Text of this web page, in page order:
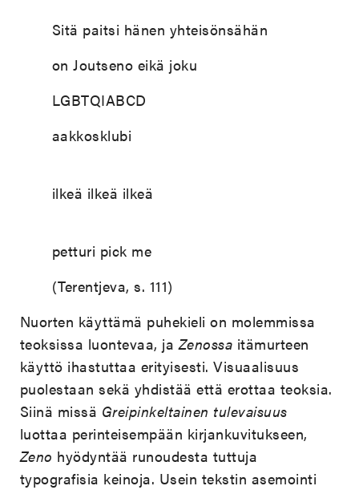
Sitä paitsi hänen yhteisönsähän
on Joutseno eikä joku
LGBTQIABCD
aakkosklubi
ilkeä ilkeä ilkeä
petturi pick me
(Terentjeva, s. 111)
Nuorten käyttämä puhekieli on molemmissa
teoksissa luontevaa, jaZenossa itämurteen
käyttö ihastuttaa erityisesti. Visuaalisuus
puolestaan sekä yhdistää että erottaa teoksia.
Siinä missä Greipinkeltainen tulevaisuus
luottaa perinteisempään kirjankuvitukseen,
Zeno hyödyntää runoudesta tuttuja
typografisia keinoja. Usein tekstin asemointi